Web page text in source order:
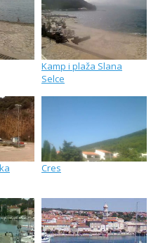
Kamp i plaža Slana
Selce
Cres